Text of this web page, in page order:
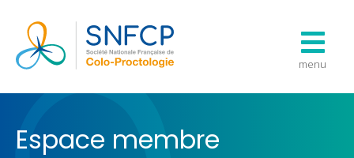
menu
Espace membre